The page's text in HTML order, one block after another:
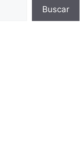
Buscar